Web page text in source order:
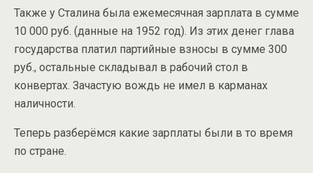
Также у Сталина была ежемесячная зарплата в сумме
10 000 руб. (данные на 1952 год). Из этих денег глава
государства платил партийные взносы в сумме 300
руб., остальные складывал в рабочий стол в
конвертах. Зачастую вождь не имел в карманах
наличности.
Теперь разберёмся какие зарплаты были в то время
по стране.